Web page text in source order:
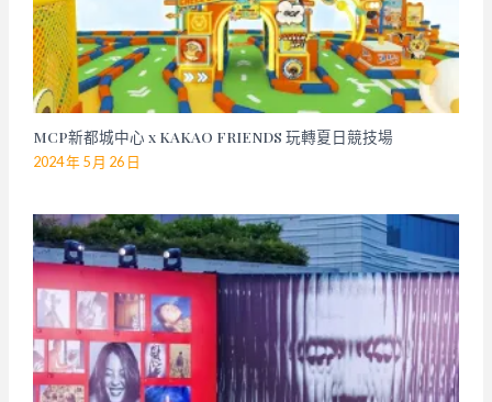
MCP新都城中心 x KAKAO FRIENDS 玩轉夏日競技場
2024 年 5 月 26 日